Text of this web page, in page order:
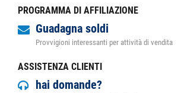
PROGRAMMA DI AFFILIAZIONE
Guadagna soldi
Provvigioni interessanti per attività di vendita
ASSISTENZA CLIENTI
hai domande?